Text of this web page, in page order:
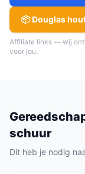
📦Douglas
Affiliate links — wij
voor jou.
schuur
Dit heb je nodig